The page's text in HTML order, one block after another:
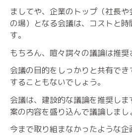
ましてや、企業のトップ（社長
の場）となる会議は、コストと
す。
もちろん、喧々諤々の議論は推奨
会議の目的をしっかりと共有で
することもないでしょう。
会議は、建設的な議論を推奨し
案の内容を盛り込んで議論しまし
今まで取り組まなかったような